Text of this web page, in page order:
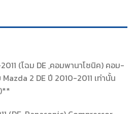
(โฉม DE ,คอมพานาโซนิค) คอม-
2 DE ปี 2010-2011 เท่านั้น